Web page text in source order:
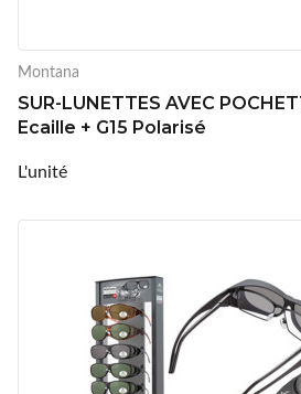
Montana
SUR-LUNETTES AVEC
Ecaille + G15 Polarisé
L'unité